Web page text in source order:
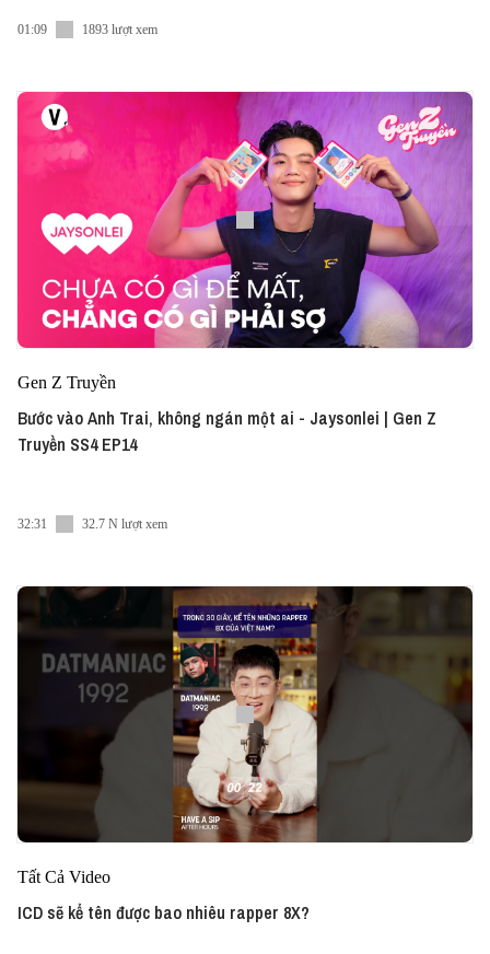
01:09 1893 lượt xem
Gen Z Truyền
Bước vào Anh Trai, không ngán một ai - Jaysonlei | Gen Z
Truyền SS4 EP14
32:31 32.7 N lượt xem
Tất Cả Video
ICD sẽ kể tên được bao nhiêu rapper 8X?